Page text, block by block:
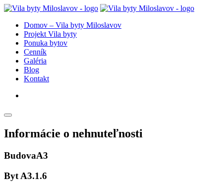
Domov – Vila byty Miloslavov
Projekt Vila byty
Ponuka bytov
Cenník
Galéria
Blog
Kontakt
Informácie o nehnuteľnosti
BudovaA3
Byt A3.1.6